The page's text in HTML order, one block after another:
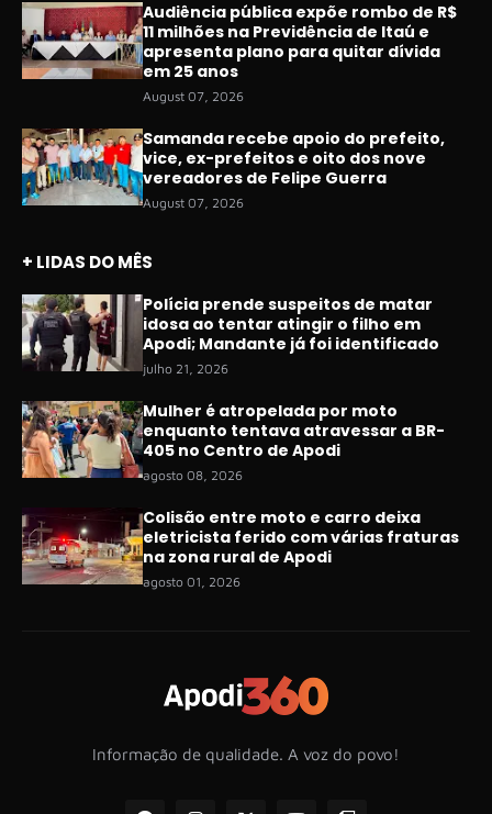
Audiência pública expõe rombo de R$
11 milhões na Previdência de Itaú e
apresenta plano para quitar dívida
em 25 anos
August 07, 2026
Samanda recebe apoio do prefeito,
vice, ex-prefeitos e oito dos nove
vereadores de Felipe Guerra
August 07, 2026
+ LIDAS DO MÊS
Polícia prende suspeitos de matar
idosa ao tentar atingir o filho em
Apodi; Mandante já foi identificado
julho 21, 2026
Mulher é atropelada por moto
enquanto tentava atravessar a BR-
405 no Centro de Apodi
agosto 08, 2026
Colisão entre moto e carro deixa
eletricista ferido com várias fraturas
na zona rural de Apodi
agosto 01, 2026
Informação de qualidade. A voz do povo!